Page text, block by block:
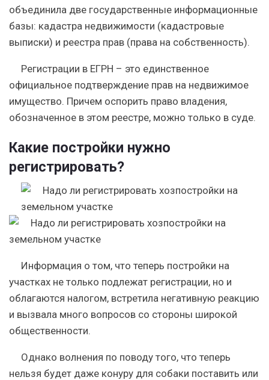
объединила две государственные информационные
базы: кадастра недвижимости (кадастровые
выписки) и реестра прав (права на собственность).
Регистрации в ЕГРН – это единственное
официальное подтверждение прав на недвижимое
имущество. Причем оспорить право владения,
обозначенное в этом реестре, можно только в суде.
Какие постройки нужно
регистрировать?
Информация о том, что теперь постройки на
участках не только подлежат регистрации, но и
облагаются налогом, встретила негативную реакцию
и вызвала много вопросов со стороны широкой
общественности.
Однако волнения по поводу того, что теперь
нельзя будет даже конуру для собаки поставить или